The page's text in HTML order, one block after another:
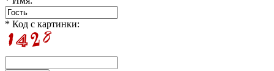
* Код с картинки: